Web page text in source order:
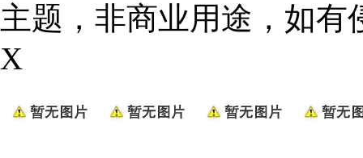
主题，非商业用途，如有
X